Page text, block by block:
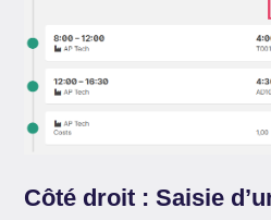
Côté droit : Saisie